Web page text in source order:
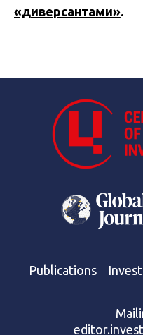
«диверсантами».
Publications